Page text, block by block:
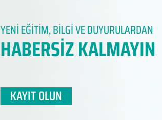
YENİ EĞİTİM, BİLGİ VE DUYURULARDAN
HABERSİZ KALMAYIN​
KAYIT OLUN